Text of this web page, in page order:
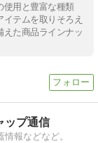
使用と豊富な種類
テムを取りそろえ
た商品ラインナッ
ップ通信
報などなど。